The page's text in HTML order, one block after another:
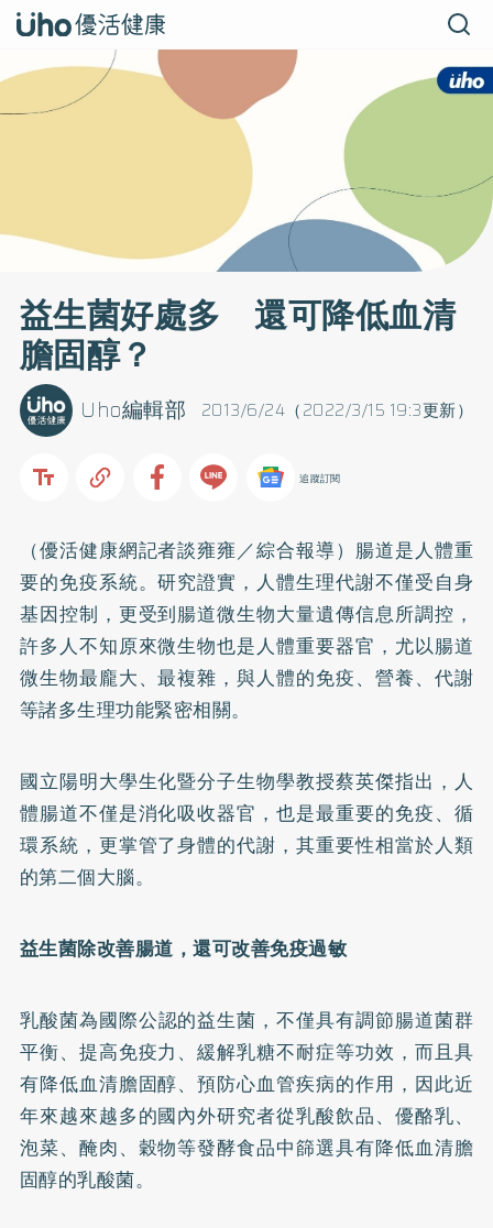
益生菌好處多 還可降低血清
膽固醇？
2013/6/24（2022/3/15 19:3更新）
Uho編輯部
追蹤訂閱
（優活健康網記者談雍雍／綜合報導）腸道是人體重
要的免疫系統。研究證實，人體生理代謝不僅受自身
基因控制，更受到腸道微生物大量遺傳信息所調控，
許多人不知原來微生物也是人體重要器官，尤以腸道
微生物最龐大、最複雜，與人體的免疫、營養、代謝
等諸多生理功能緊密相關。
國立陽明大學生化暨分子生物學教授蔡英傑指出，人
體腸道不僅是消化吸收器官，也是最重要的免疫、循
環系統，更掌管了身體的代謝，其重要性相當於人類
的第二個大腦。
益生菌除改善腸道，還可改善免疫過敏
乳酸菌為國際公認的益生菌，不僅具有調節腸道菌群
平衡、提高免疫力、緩解乳糖不耐症等功效，而且具
有降低血清膽固醇、預防心血管疾病的作用，因此近
年來越來越多的國內外研究者從乳酸飲品、優酪乳、
泡菜、醃肉、穀物等發酵食品中篩選具有降低血清膽
固醇的乳酸菌。